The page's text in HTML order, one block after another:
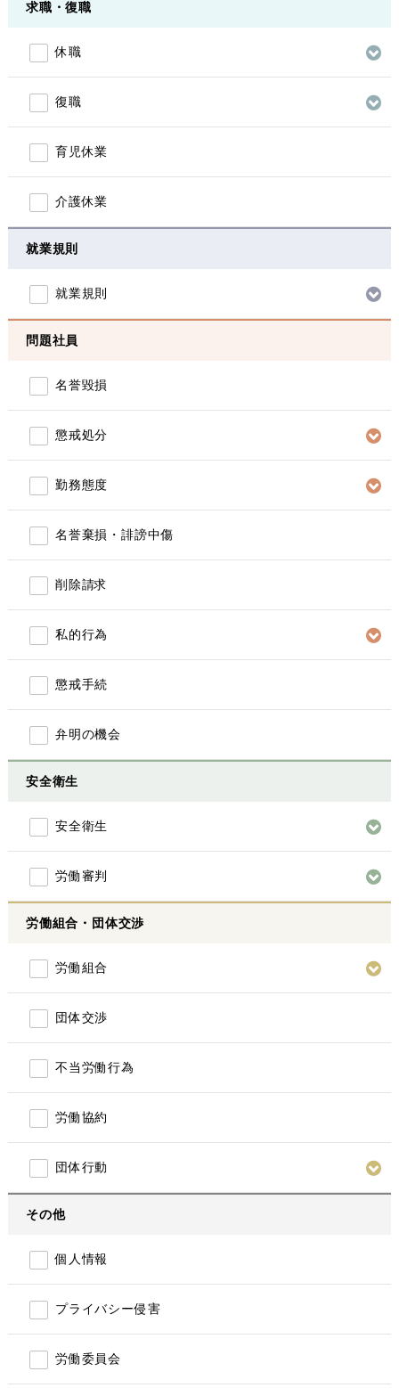
求職・復職
休職
復職
育児休業
介護休業
就業規則
就業規則
問題社員
名誉毀損
懲戒処分
勤務態度
名誉棄損・誹謗中傷
削除請求
私的行為
懲戒手続
弁明の機会
安全衛生
安全衛生
労働審判
労働組合・団体交渉
労働組合
団体交渉
不当労働行為
労働協約
団体行動
その他
個人情報
プライバシー侵害
労働委員会